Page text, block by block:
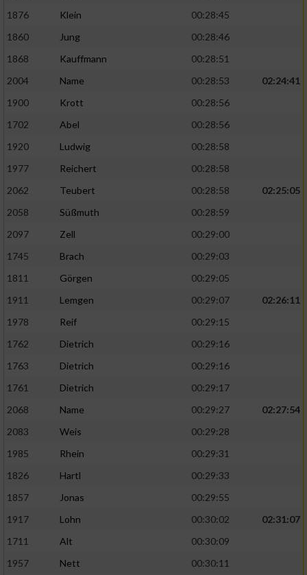
1876
Klein
00:28:45
1860
Jung
00:28:46
1868
Kauffmann
00:28:51
2004
Name 00:28:53
02:24:41
1900
Krott
00:28:56
1702
Abel
00:28:56
1920
Ludwig
00:28:58
1977
Reichert
00:28:58
2062
Teubert 00:28:58
02:25:05
2058
Süßmuth
00:28:59
2097
Zell
00:29:00
1745
Brach
00:29:03
1811
Görgen
00:29:05
1911
Lemgen 00:29:07
02:26:11
1978
Reif
00:29:15
1762
Dietrich
00:29:16
1763
Dietrich
00:29:16
1761
Dietrich
00:29:17
2068
Name 00:29:27
02:27:54
2083
Weis
00:29:28
1985
Rhein
00:29:31
1826
Hartl
00:29:33
1857
Jonas
00:29:55
1917
Lohn 00:30:02
02:31:07
1711
Alt
00:30:09
1957
Nett
00:30:11